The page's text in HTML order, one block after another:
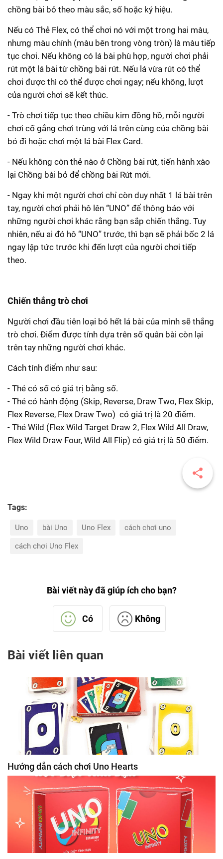
chồng bài bỏ theo màu sắc, số hoặc ký hiệu.
Nếu có Thẻ Flex, có thể chơi nó với một trong hai màu,
nhưng màu chính (màu bên trong vòng tròn) là màu tiếp
tục chơi. Nếu không có lá bài phù hợp, người chơi phải
rút một lá bài từ chồng bài rút. Nếu lá vừa rút có thể
chơi được thì có thể được chơi ngay; nếu không, lượt
của người chơi sẽ kết thúc.
- Trò chơi tiếp tục theo chiều kim đồng hồ, mỗi người
chơi cố gắng chơi trùng với lá trên cùng của chồng bài
bỏ đi hoặc chơi một lá bài Flex Card.
- Nếu không còn thẻ nào ở Chồng bài rút, tiến hành xào
lại Chồng bài bỏ để chồng bài Rút mới.
- Ngay khi một người chơi chỉ còn duy nhất 1 lá bài trên
tay, người chơi phải hô lên “UNO” để thông báo với
những người chơi khác rằng bạn sắp chiến thắng. Tuy
nhiên, nếu ai đó hô “UNO” trước, thì bạn sẽ phải bốc 2 lá
ngay lập tức trước khi đến lượt của người chơi tiếp
theo.
Chiến thắng trò chơi
Người chơi đầu tiên loại bỏ hết lá bài của mình sẽ thắng
trò chơi. Điểm được tính dựa trên số quân bài còn lại
trên tay những người chơi khác.
Cách tính điểm như sau:
- Thẻ có số có giá trị bằng số.
- Thẻ có hành động (Skip, Reverse, Draw Two, Flex Skip,
Flex Reverse, Flex Draw Two) có giá trị là 20 điểm.
- Thẻ Wild (Flex Wild Target Draw 2, Flex Wild All Draw,
Flex Wild Draw Four, Wild All Flip) có giá trị là 50 điểm.
Tags:
Uno bài Uno Uno Flex cách chơi uno
cách chơi Uno Flex
Bài viết này đã giúp ích cho bạn?
Có Không
Bài viết liên quan
Hướng dẫn cách chơi Uno Hearts